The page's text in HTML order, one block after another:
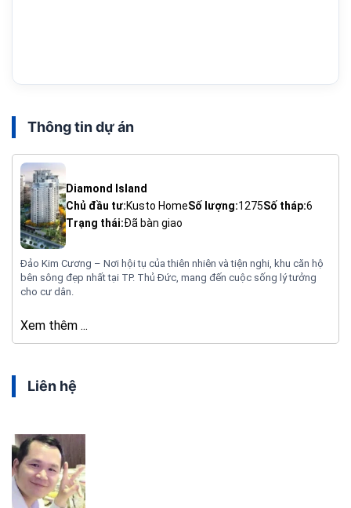
Thông tin dự án
Diamond Island
Chủ đầu tư:Kusto HomeSố lượng:1275Số tháp:6
Trạng thái:Đã bàn giao
Đảo Kim Cương – Nơi hội tụ của thiên nhiên và tiện nghi, khu căn hộ
bên sông đẹp nhất tại TP. Thủ Đức, mang đến cuộc sống lý tưởng
cho cư dân.
Xem thêm ...
Liên hệ